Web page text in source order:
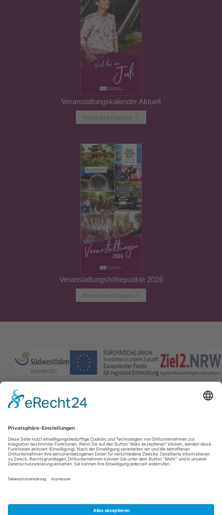
Veranstaltungskalender Aktuell
Herunterladen
Veranstaltungshöhepunkte 2026
Herunterladen
Kontakt|Impressum|Datenschutz|AGB|Bad Sassendorf |Barrierefreiheit
An der Rosenau 2 59505 Bad Sassendorf